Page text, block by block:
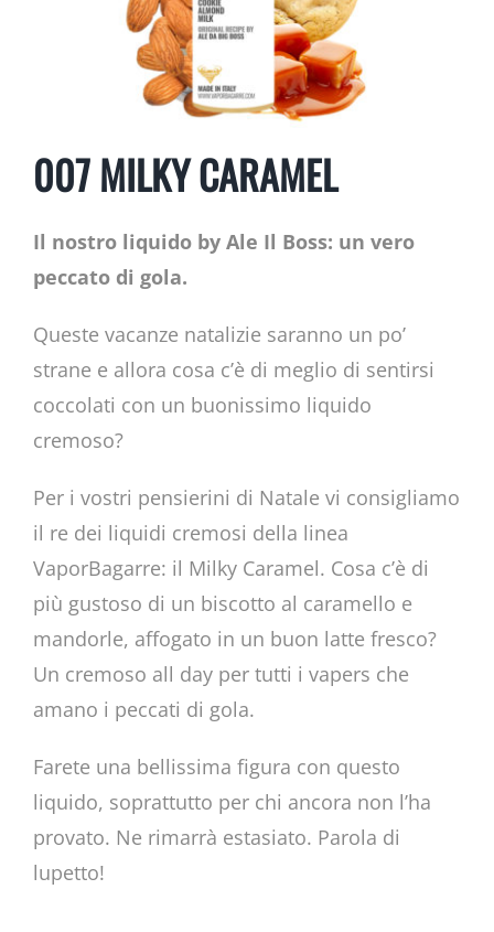
007 MILKY CARAMEL
Il nostro liquido by Ale Il Boss: un vero
peccato di gola.
Queste vacanze natalizie saranno un po’
strane e allora cosa c’è di meglio di sentirsi
coccolati con un buonissimo liquido
cremoso?
Per i vostri pensierini di Natale vi consigliamo
il re dei liquidi cremosi della linea
VaporBagarre: il Milky Caramel. Cosa c’è di
più gustoso di un biscotto al caramello e
mandorle, affogato in un buon latte fresco?
Un cremoso all day per tutti i vapers che
amano i peccati di gola.
Farete una bellissima figura con questo
liquido, soprattutto per chi ancora non l’ha
provato. Ne rimarrà estasiato. Parola di
lupetto!